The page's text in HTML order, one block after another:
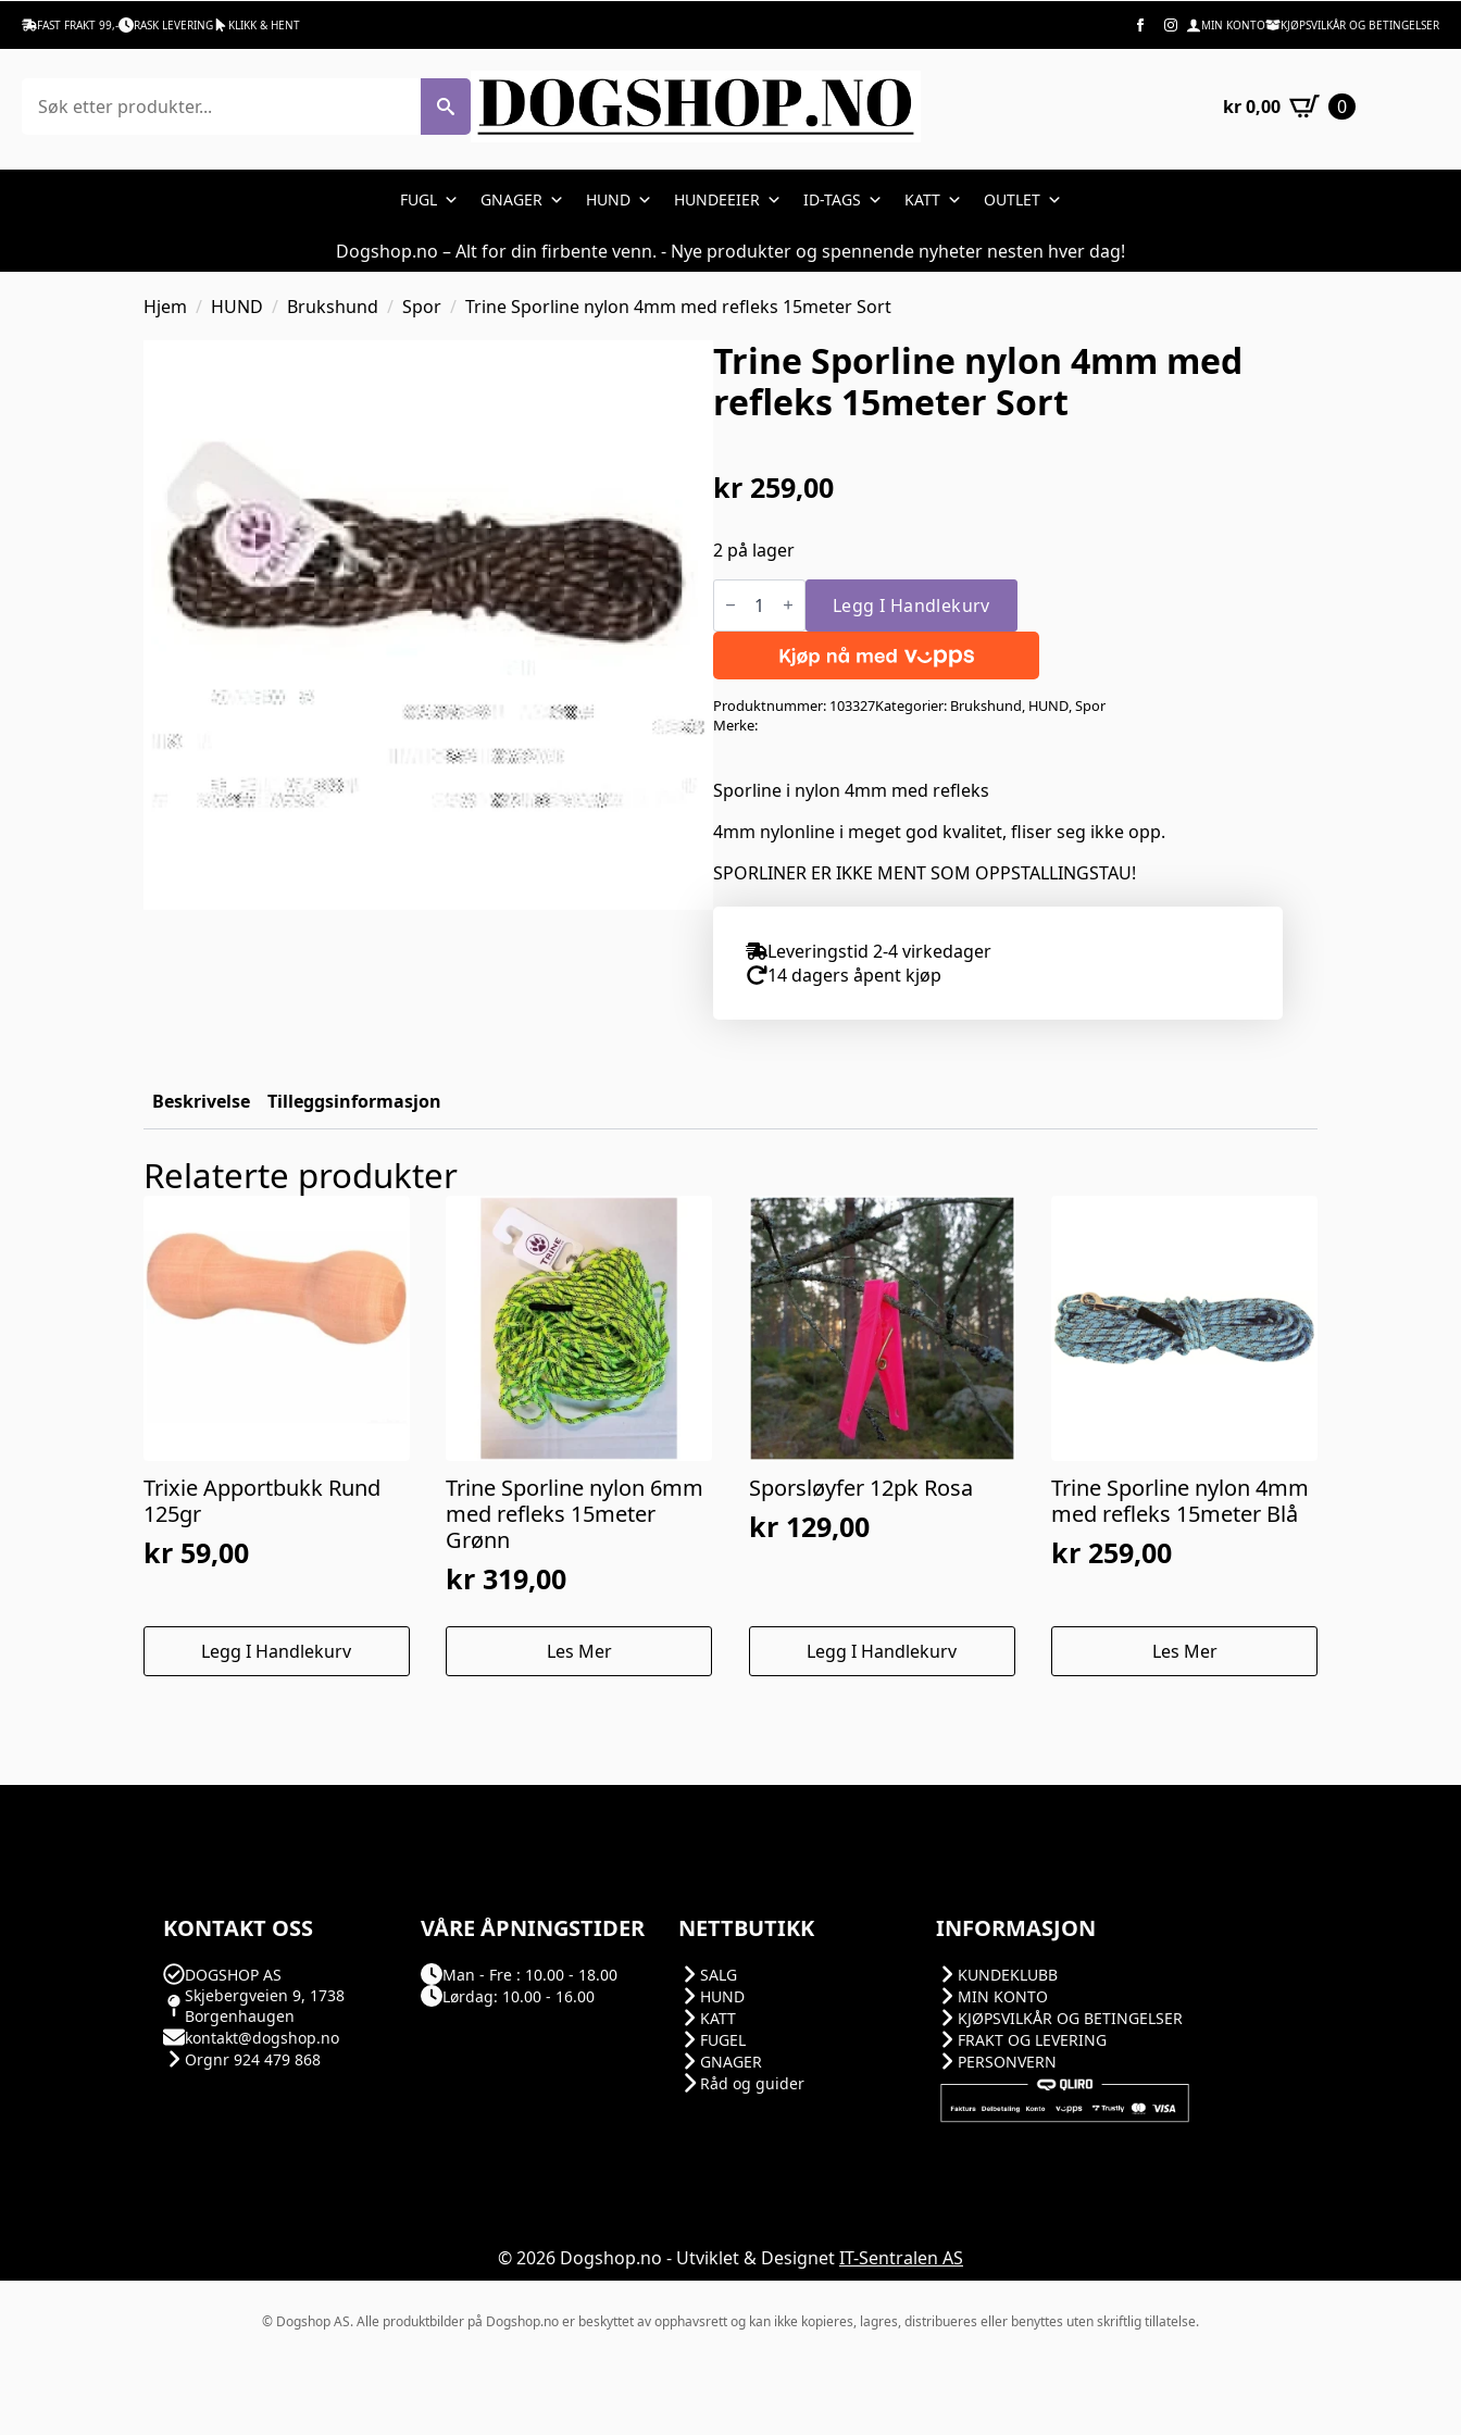
FAST FRAKT 99,- RASK LEVERING KLIKK & HENT MIN KONTO KJØPSVILKÅR OG BETINGELSER
kr0,00 0
FUGL GNAGER HUND HUNDEEIER ID-TAGS KATT OUTLET
Dogshop.no – Alt for din firbente venn. - Nye produkter og spennende nyheter nesten hver dag!
Hjem HUND Brukshund Spor Trine Sporline nylon 4mm med refleks 15meter Sort
Trine Sporline nylon 4mm med
refleks 15meter Sort
kr 259,00
2 på lager
Trine
Sporline
4mm
refleks
Sort
antall
Legg I Handlekurv
Produktnummer: 103327Kategorier: Brukshund, HUND,Spor
Merke:
Sporline i nylon 4mm med refleks
4mm nylonline i meget god kvalitet, fliser seg ikke opp.
SPORLINER ER IKKE MENT SOM OPPSTALLINGSTAU!
Leveringstid 2-4 virkedager
14 dagers åpent kjøp
Beskrivelse Tilleggsinformasjon
Relaterte produkter
Trixie Apportbukk Rund
125gr
kr 59,00
Legg I Handlekurv
Trine Sporline nylon 6mm
med refleks 15meter
Grønn
kr 319,00
Les Mer
Sporsløyfer 12pk Rosa
kr129,00
Legg I Handlekurv
Trine Sporline nylon 4mm
med refleks 15meter Blå
kr 259,00
Les Mer
KONTAKT OSS
DOGSHOP AS
Skjebergveien 9, 1738
Borgenhaugen
kontakt@dogshop.no
Orgnr 924 479 868
VÅRE ÅPNINGSTIDER
Man - Fre : 10.00 - 18.00
Lørdag: 10.00 - 16.00
NETTBUTIKK
SALG
HUND
KATT
FUGEL
GNAGER
Råd og guider
INFORMASJON
KUNDEKLUBB
MIN KONTO
KJØPSVILKÅR OG BETINGELSER
FRAKT OG LEVERING
PERSONVERN
© 2026 Dogshop.no - Utviklet & DesignetIT-Sentralen AS
© Dogshop AS. Alle produktbilder på Dogshop.no er beskyttet av opphavsrett og kan ikke kopieres, lagres, distribueres eller benyttes uten skriftlig tillatelse.